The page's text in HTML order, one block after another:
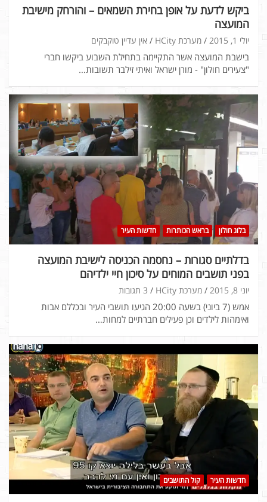
ביקש לדעת על אופן בחירת השמאים – והורחק מישיבת
המועצה
יולי 1, 2015 מערכת HCity אין עדיין טוקבקים
בישבת המועצה אשר התקיימה בתחילת השבוע ביקשו חברי
"צעירים חולון" - מורן ישראל ואיתי זילבר תשובות…
בלוג חולון בראש הכותרות חדשות העיר
בדלתיים סגורות – נחסמה הכניסה לישיבת המועצה
בפני תושבים המוחים על סיכון חיי ילדיהם
יוני 8, 2015 מערכת HCity 3 תגובות
אמש (7 ביוני) בשעה 20:00 הגיעו תושבי העיר ובכללם אבות
ואימהות לילדים וכן פעילים חברתיים למחות…
חדשות העיר קול התושבים